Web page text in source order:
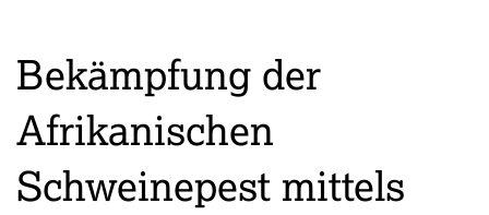
Bekämpfung der
Afrikanischen
Schweinepest mittels